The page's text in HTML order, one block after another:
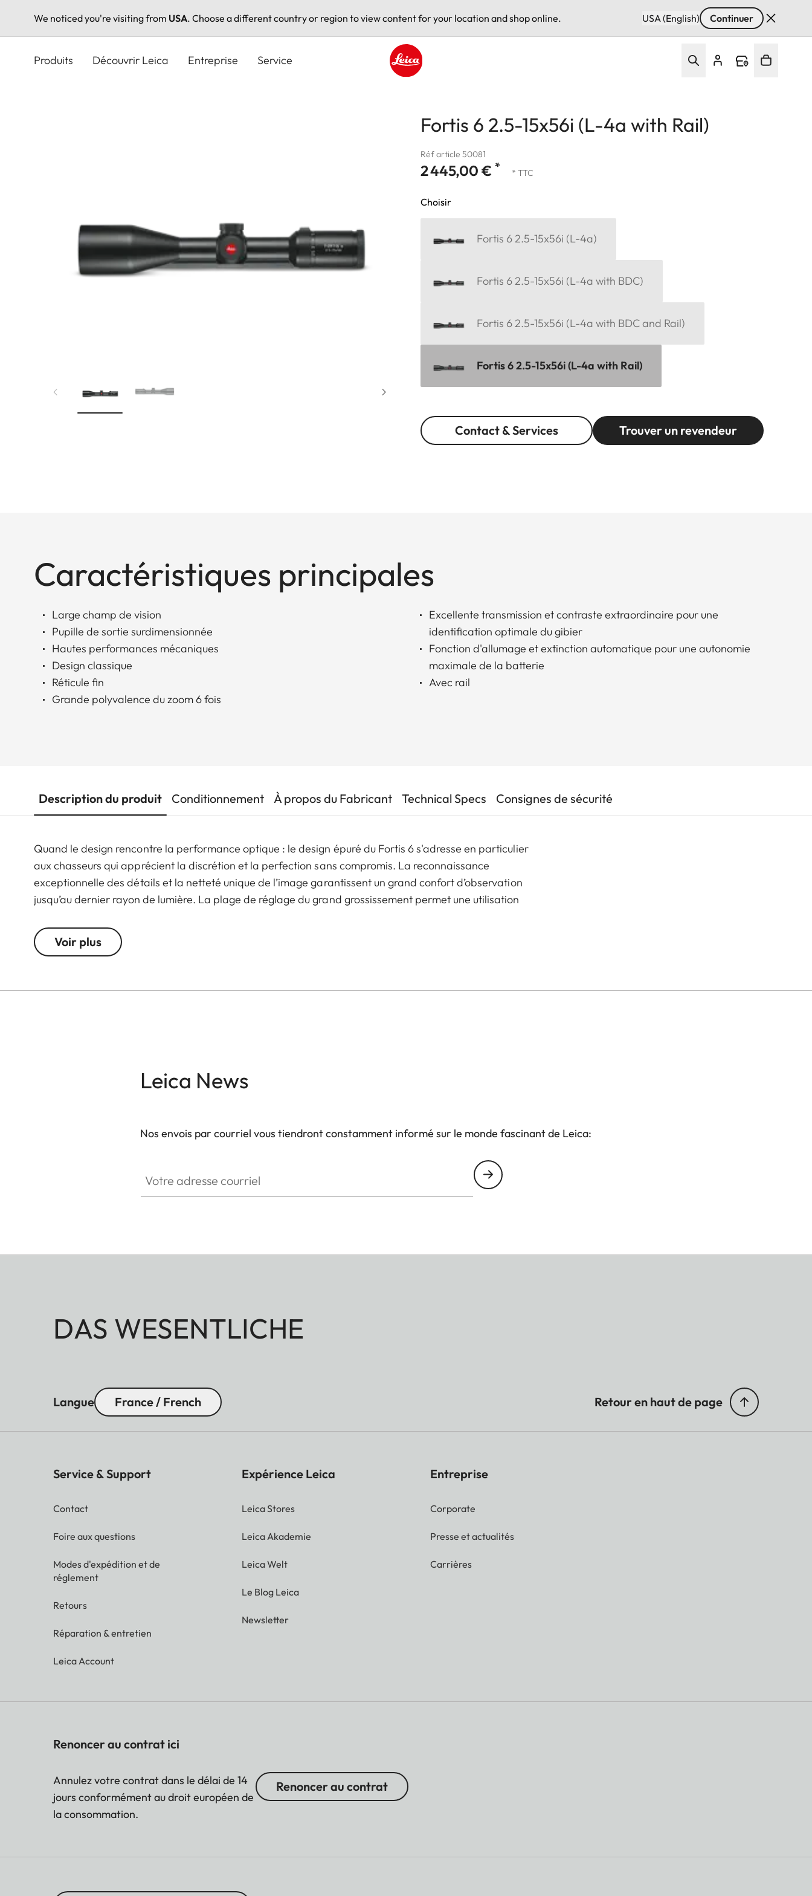
We noticed you're visiting from USA. Choose a different country or region to view content for your location and shop online. USA (English) Continuer
Produits Découvrir Leica Entreprise Service
Fortis 6 2.5-15x56i (L-4a with Rail)
Réf article 50081
2 445,00 € * * TTC
Choisir
Fortis 6 2.5-15x56i (L-4a)
Fortis 6 2.5-15x56i (L-4a with BDC)
Fortis 6 2.5-15x56i (L-4a with BDC and Rail)
Fortis 6 2.5-15x56i (L-4a with Rail)
Contact & Services Trouver un revendeur
Caractéristiques principales
Large champ de vision
Pupille de sortie surdimensionnée
Hautes performances mécaniques
Design classique
Réticule fin
Grande polyvalence du zoom 6 fois
Excellente transmission et contraste extraordinaire pour une
identification optimale du gibier
Fonction d'allumage et extinction automatique pour une autonomie
maximale de la batterie
Avec rail
Description du produit Conditionnement À propos du Fabricant Technical Specs Consignes de sécurité
Quand le design rencontre la performance optique : le design épuré du Fortis 6 s'adresse en particulier
aux chasseurs qui apprécient la discrétion et la perfection sans compromis. La reconnaissance
exceptionnelle des détails et la netteté unique de l’image garantissent un grand confort d’observation
jusqu’au dernier rayon de lumière. La plage de réglage du grand grossissement permet une utilisation
battue.
Voir plus
Leica News
Nos envois par courriel vous tiendront constamment informé sur le monde fascinant de Leica:
DAS WESENTLICHE
Langue France / French Retour en haut de page
Service & Support
Contact
Foire aux questions
Modes d'expédition et de
réglement
Retours
Réparation & entretien
Leica Account
Expérience Leica
Leica Stores
Leica Akademie
Leica Welt
Le Blog Leica
Newsletter
Entreprise
Corporate
Presse et actualités
Carrières
Renoncer au contrat ici
Annulez votre contrat dans le délai de 14
jours conformément au droit européen de
la consommation.
Renoncer au contrat